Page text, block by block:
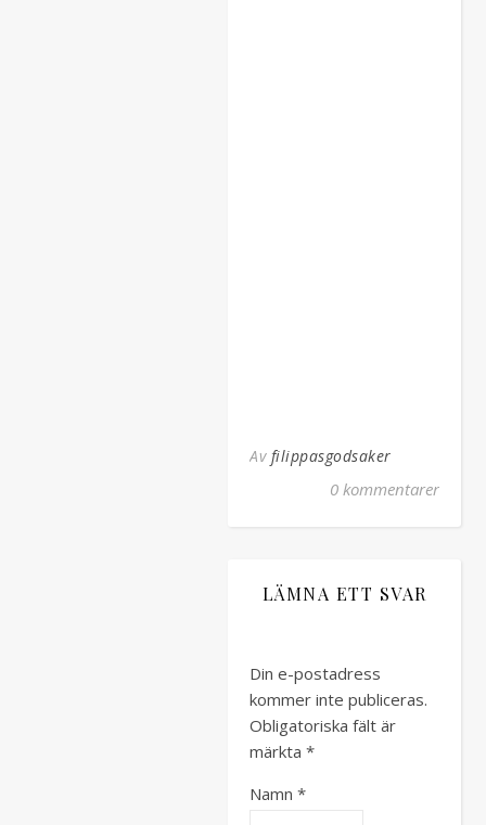
Av filippasgodsaker
0 kommentarer
LÄMNA ETT SVAR
Din e-postadress
kommer inte publiceras.
Obligatoriska fält är
märkta *
Namn *